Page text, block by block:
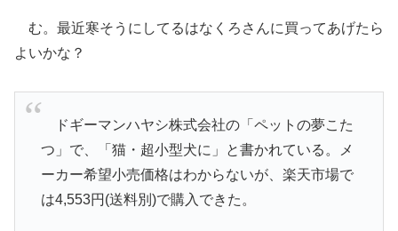
む。最近寒そうにしてるはなくろさんに買ってあげたら
よいかな？
ドギーマンハヤシ株式会社の「ペットの夢こた
つ」で、「猫・超小型犬に」と書かれている。メ
ーカー希望小売価格はわからないが、楽天市場で
は4,553円(送料別)で購入できた。